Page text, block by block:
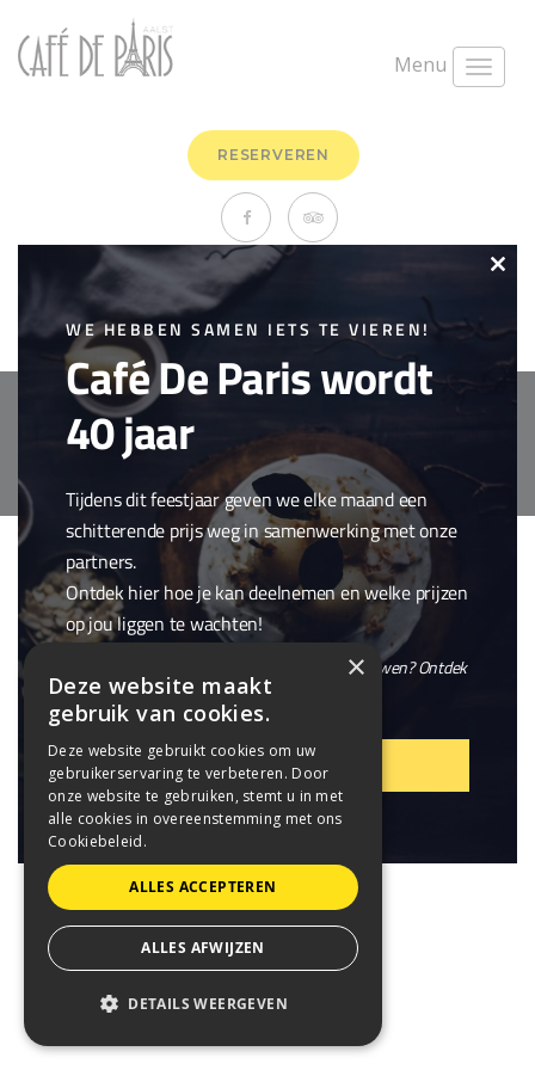
Menu
RESERVEREN
Caffé latté
maart 26th, 2018
0 Comments
Drank,Koffie
Copyright © 2018 Cafe de Paris. All Rights Reserved.
webdesign byconversal
WE HEBBEN SAMEN IETS TE VIEREN!
Café De Paris wordt
40 jaar
Tijdens dit feestjaar geven we elke maand een
schitterende prijs weg in samenwerking met onze
partners.
Ontdek hier hoe je kan deelnemen en welke prijzen
op jou liggen te wachten!
En wil je niet alleen winnen, maar ook meebouwen? Ontdek
onze openstaandevacatures.
VIER MEE!
×
Deze website maakt
gebruik van cookies.
Deze website gebruikt cookies om uw
gebruikerservaring te verbeteren. Door
onze website te gebruiken, stemt u in met
alle cookies in overeenstemming met ons
Cookiebeleid.
ALLES ACCEPTEREN
ALLES AFWIJZEN
DETAILS WEERGEVEN
STRIKT NOODZAKELIJK